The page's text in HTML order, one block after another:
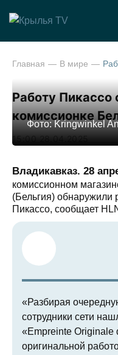
Главная В мире
Работу Пикассо
комиссионке
15:00 28.04.2025
Фото: Kringwinkel
Владикавказ. 28
комиссионном
(Бельгия) обнаружили
Пикассо, сообщает
«Разбирая
сотрудники сети
«Empreinte Originale
оригинальной